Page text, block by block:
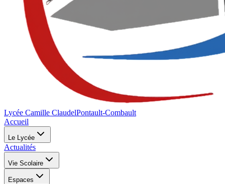
Lycée Camille ClaudelPontault-Combault
Accueil
Le Lycée
Actualités
Vie Scolaire
Espaces